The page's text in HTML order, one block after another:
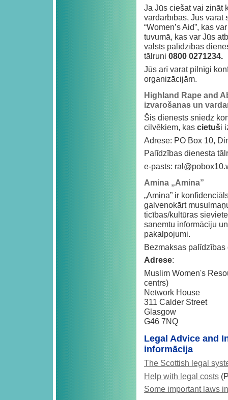
Ja Jūs ciešat vai zināt
vardarbības, Jūs varat
“Women’s Aid”, kas
tuvumā, kas var Jūs
valsts palīdzības
tālruni 0800 0271234.
Jūs arī varat pilnīgi
organizācijām.
Highland Rape and
izvarošanas un
Šis dienests sniedz
cilvēkiem, kas cietuši
Adrese: PO Box 10,
Palīdzības dienesta
e-pasts:
Amina „Amina”
„Amina” ir
galvenokārt
ticības/kultūras
saņemtu informāciju
pakalpojumi.
Bezmaksas
Adrese:
Muslim Women's
centrs)
Network House
311 Calder Street
Glasgow
G46 7NQ
Legal Advice and
informācija
The Scottish legal
Help with legal costs
Some important laws